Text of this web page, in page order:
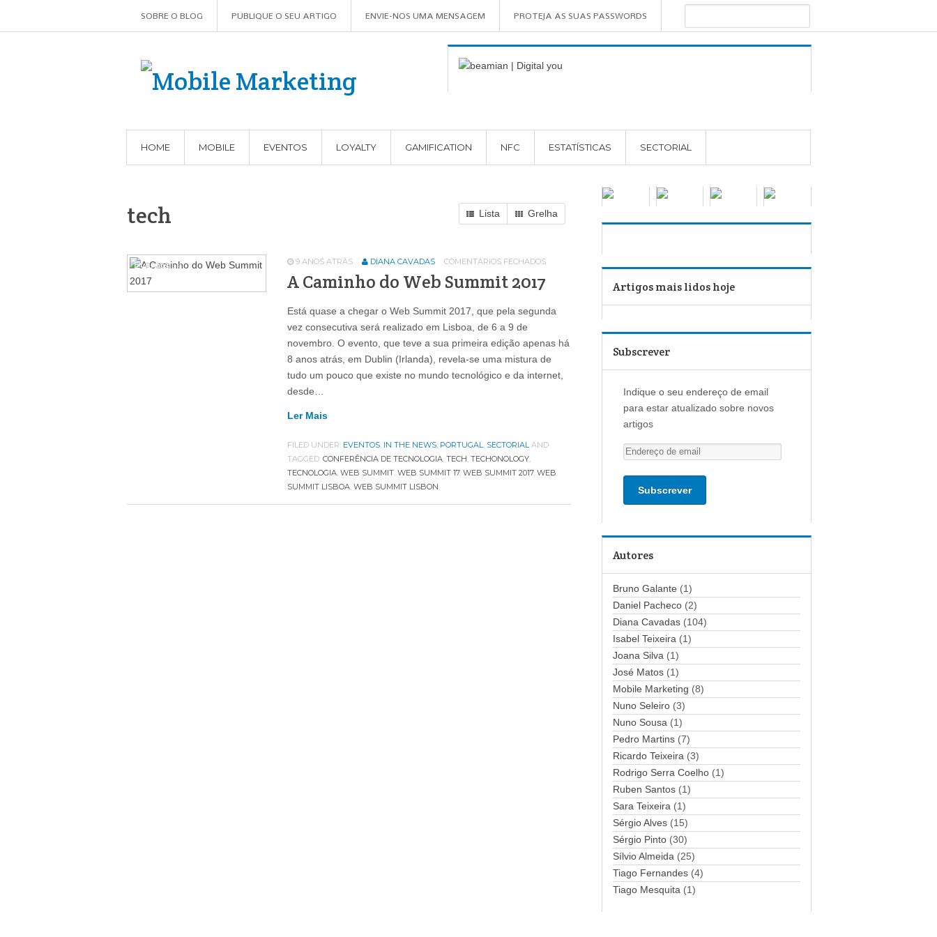
SOBRE O BLOG PUBLIQUE O SEU ARTIGO ENVIE-NOS UMA MENSAGEM PROTEJA AS SUAS PASSWORDS
HOME MOBILE EVENTOS LOYALTY GAMIFICATION NFC ESTATÍSTICAS SECTORIAL
tech Lista Grelha
Eventos64 9 ANOS ATRÁS DIANA CAVADAS COMENTÁRIOS FECHADOS
A Caminho do Web Summit 2017
Está quase a chegar o Web Summit 2017, que pela segunda
vez consecutiva será realizado em Lisboa, de 6 a 9 de
novembro. O evento, que teve a sua primeira edição apenas há
8 anos atrás, em Dublin (Irlanda), revela-se uma mistura de
tudo um pouco que existe no mundo tecnológico e da internet,
desde…
Ler Mais
FILED UNDER: EVENTOS, IN THE NEWS, PORTUGAL, SECTORIAL AND
TAGGED: CONFERÊNCIA DE TECNOLOGIA, TECH, TECHONOLOGY,
TECNOLOGIA, WEB SUMMIT, WEB SUMMIT 17, WEB SUMMIT 2017, WEB
SUMMIT LISBOA, WEB SUMMIT LISBON
Artigos mais lidos hoje
Subscrever
Indique o seu endereço de email
para estar atualizado sobre novos
artigos
E
n
d
o
d
e
e
m
a
i
l
Autores
Bruno Galante (1)
Daniel Pacheco (2)
Diana Cavadas (104)
Isabel Teixeira (1)
Joana Silva (1)
José Matos (1)
Mobile Marketing (8)
Nuno Seleiro (3)
Nuno Sousa (1)
Pedro Martins (7)
Ricardo Teixeira (3)
Rodrigo Serra Coelho (1)
Ruben Santos (1)
Sara Teixeira (1)
Sérgio Alves (15)
Sérgio Pinto (30)
Sílvio Almeida (25)
Tiago Fernandes (4)
Tiago Mesquita (1)